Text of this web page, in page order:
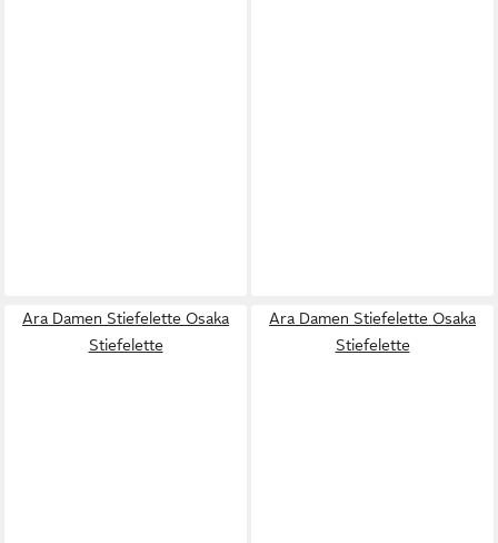
Ara Damen Stiefelette Osaka
Stiefelette
Ara Damen Stiefelette Osaka
Stiefelette